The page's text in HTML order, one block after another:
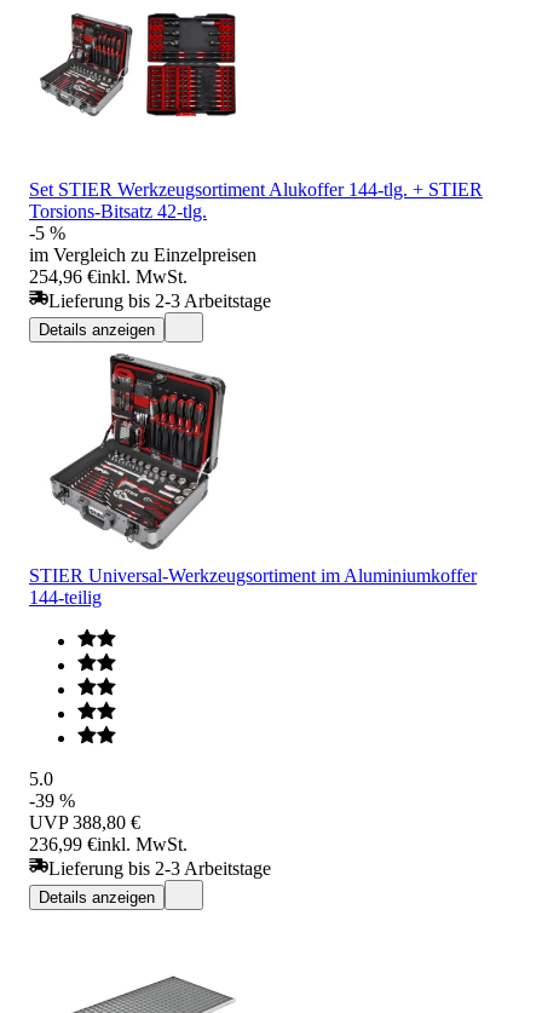
Set STIER Werkzeugsortiment Alukoffer 144-tlg. + STIER
Torsions-Bitsatz 42-tlg.
-5 %
im Vergleich zu Einzelpreisen
254,96 €inkl. MwSt.
Lieferung bis 2-3 Arbeitstage
Details anzeigen
STIER Universal-Werkzeugsortiment im Aluminiumkoffer
144-teilig
5.0
-39 %
UVP 388,80 €
236,99 €inkl. MwSt.
Lieferung bis 2-3 Arbeitstage
Details anzeigen